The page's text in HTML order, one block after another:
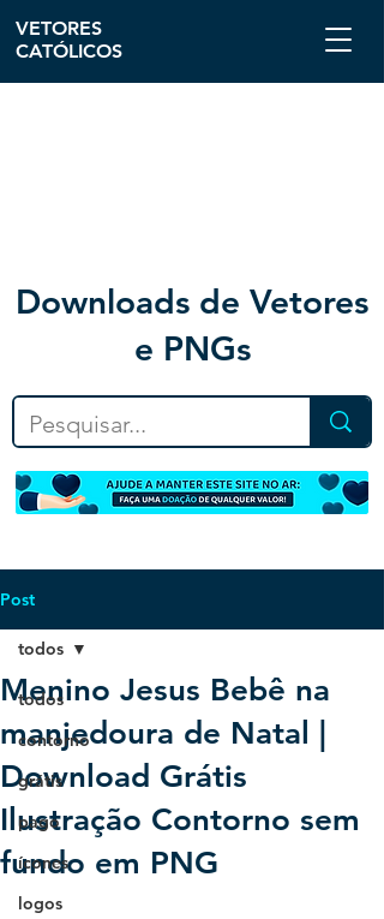
Downloads de Vetores
e PNGs
VETORES
CATÓLICOS
Post
todos
contorno
grátis
pago
ícones
logos
todos
Menino Jesus Bebê na
manjedoura de Natal |
Download Grátis
Ilustração Contorno sem
fundo em PNG